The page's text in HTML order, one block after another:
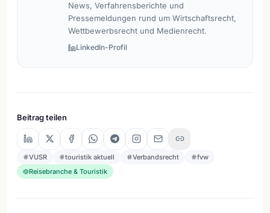
News, Verfahrensberichte und
Pressemeldungen rund um Wirtschaftsrecht,
Wettbewerbsrecht und Medienrecht.
LinkedIn-Profil
Beitrag teilen
VUSR touristik aktuell Verbandsrecht
fvw
Reisebranche & Touristik